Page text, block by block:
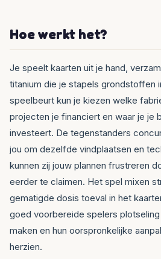
Hoe werkt het?
Je speelt kaarten uit je hand,
titanium die je stapels grondstoffen
speelbeurt kun je kiezen welke
projecten je financiert en waar je je
investeert. De tegenstanders
jou om dezelfde vindplaatsen en
kunnen zij jouw plannen frustreren
eerder te claimen. Het spel mixen
gematigde dosis toeval in het
goed voorbereide spelers
maken en hun oorspronkelijke
herzien.